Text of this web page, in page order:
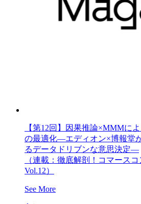
【第12回】因果推論×MMMに
の最適化―エディオン×博報堂
るデータドリブンな意思決定―
（連載：徹底解剖！コマース
Vol.12）
See More